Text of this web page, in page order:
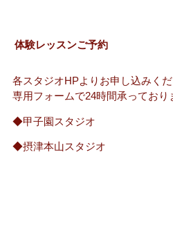
体験レッスンご予約
各スタジオHPよりお申し込みく
専用フォームで24時間承ってお
◆甲子園スタジオ
◆摂津本山スタジオ